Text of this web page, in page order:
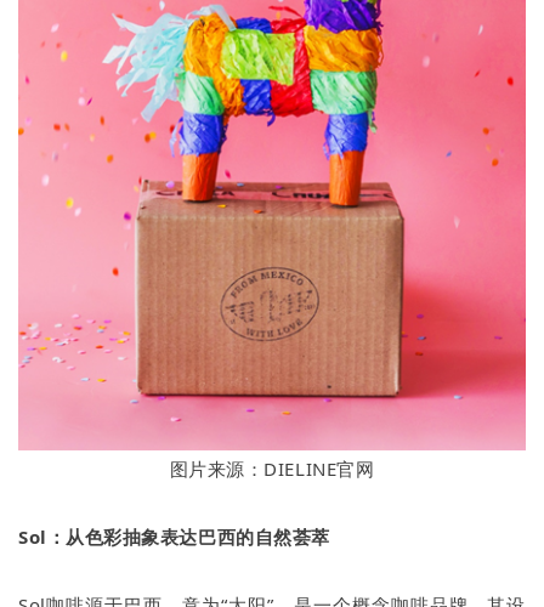
图片来源：DIELINE官网
Sol：从色彩抽象表达巴西的自然荟萃